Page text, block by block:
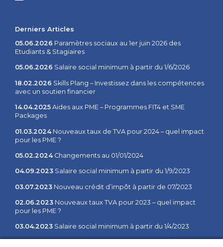
Derniers Articles
05.06.2026 Paramètres sociaux au 1er juin 2026 des
Etudiants & Stagiaires
05.06.2026 Salaire social minimum à partir du 1/6/2026
18.02.2026 Skills Plang – Investissez dans les compétences
avec un soutien financier
14.04.2025Aides aux PME – Programmes FIT4 et SME
Packages
01.03.2024Nouveaux taux de TVA pour 2024 – quel impact
pour les PME ?
05.02.2024Changements au 01/01/2024
04.09.2023Salaire social minimum à partir du 1/9/2023
03.07.2023Nouveau crédit d’impôt à partir de 07/2023
02.06.2023Nouveaux taux TVA pour 2023 – quel impact
pour les PME ?
03.04.2023Salaire social minimum à partir du 1/4/2023